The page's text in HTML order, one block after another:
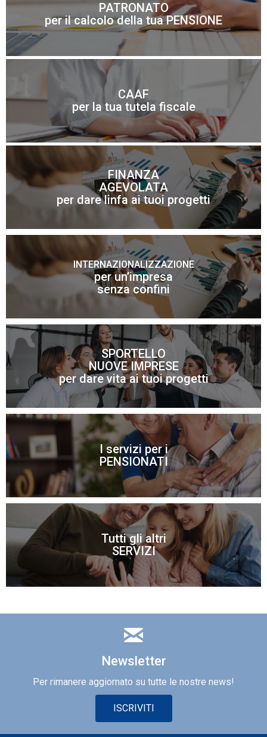
PATRONATO
per il calcolo della tua PENSIONE
Tutte le risposte per le famiglie, pensionati ed
imprenditori
CAAF
per la tua tutela fiscale
Scopri di più
FINANZA
AGEVOLATA
per dare linfa ai tuoi progetti
Scopri di più
INTERNAZIONALIZZAZIONE
per un’impresa
senza confini
Scopri di più
SPORTELLO
NUOVE IMPRESE
per dare vita ai tuoi progetti
Scopri di più
I servizi per i
PENSIONATI
Scopri di più
Tutti gli altri
SERVIZI
Scopri di più
Newsletter
Per rimanere aggiornato su tutte le nostre news!
ISCRIVITI